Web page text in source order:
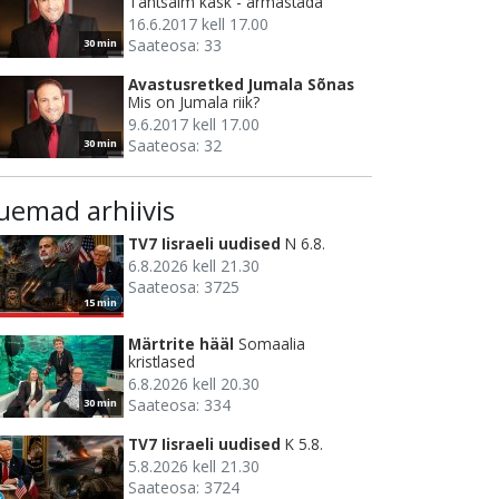
30 min
16.6.2017 kell 17.00
Saateosa: 33
30 min
Avastusretked Jumala Sõnas
Mis on Jumala riik?
9.6.2017 kell 17.00
Saateosa: 32
arhiivis
15 min
TV7 Iisraeli uudised N 6.8.
6.8.2026 kell 21.30
Saateosa: 3725
30 min
Märtrite hääl Somaalia
kristlased
6.8.2026 kell 20.30
Saateosa: 334
TV7 Iisraeli uudised K 5.8.
5.8.2026 kell 21.30
Saateosa: 3724